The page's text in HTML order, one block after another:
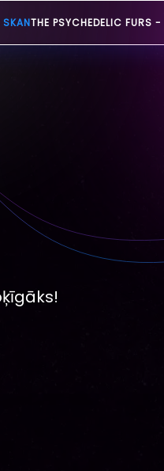
SKANTHE PSYCHEDELIC FURS -